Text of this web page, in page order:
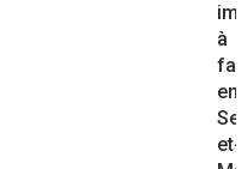
à
en
et-